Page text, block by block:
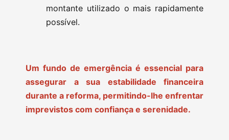
montante utilizado o mais rapidamente
possível.
Um fundo de emergência é essencial para
assegurar a sua estabilidade financeira
durante a reforma, permitindo-lhe enfrentar
imprevistos com confiança e serenidade.